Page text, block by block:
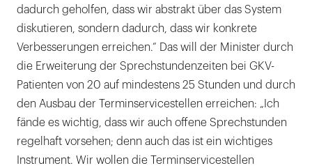
dadurch geholfen, dass wir abstrakt über das System
diskutieren, sondern dadurch, dass wir konkrete
Verbesserungen erreichen.“ Das will der Minister durch
die Erweiterung der Sprechstundenzeiten bei GKV-
Patienten von 20 auf mindestens 25 Stunden und durch
den Ausbau der Terminservicestellen erreichen: „Ich
fände es wichtig, dass wir auch offene Sprechstunden
regelhaft vorsehen; denn auch das ist ein wichtiges
Instrument. Wir wollen die Terminservicestellen